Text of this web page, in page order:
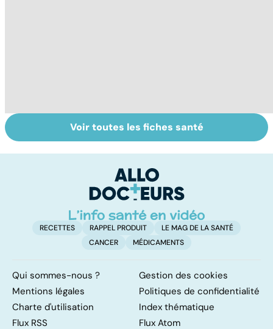
La tuberculose
pulmonaire
Tout savoir sur
les infections
Voir toutes les fiches santé
RECETTES RAPPEL PRODUIT
LE MAG DE LA SANTÉ
CANCER
MÉDICAMENTS
Qui sommes-nous ?
Gestion des cookies
Mentions légales
Politiques de confidentialité
Charte d'utilisation
Index thématique
Flux RSS
Flux Atom